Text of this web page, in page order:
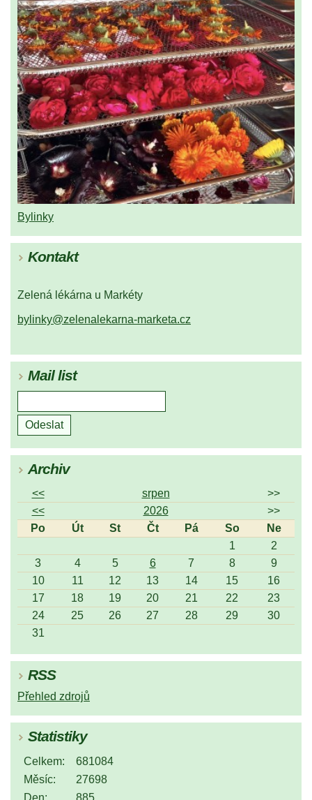
Bylinky
Kontakt
Zelená lékárna u Markéty
bylinky@zelenalekarna-marketa.cz
Mail list
Archiv
<< srpen
>>
<<
2026
>>
Po
Út St Čt Pá So
Ne
1
2
3
4 5 6 7 8
9
10
11 12 13 14 15
16
17
18 19 20 21 22
23
24
25 26 27 28 29
30
31
RSS
Přehled zdrojů
Statistiky
Celkem:
681084
Měsíc:
27698
Den:
885